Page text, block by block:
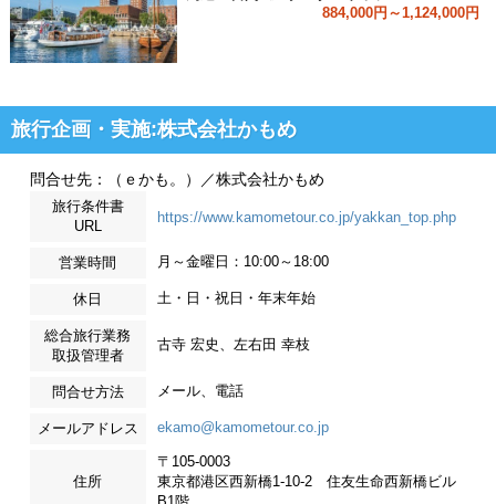
884,000円～1,124,000円
旅行企画・実施:株式会社かもめ
問合せ先：（ｅかも。）／株式会社かもめ
旅行条件書
URL
https://www.kamometour.co.jp/yakkan_top.php
営業時間 月～金曜日：10:00～18:00
休日 土・日・祝日・年末年始
総合旅行業務
取扱管理者
古寺 宏史、左右田 幸枝
問合せ方法 メール、電話
メールアドレス ekamo@kamometour.co.jp
住所
〒105-0003
東京都港区西新橋1-10-2 住友生命西新橋ビル